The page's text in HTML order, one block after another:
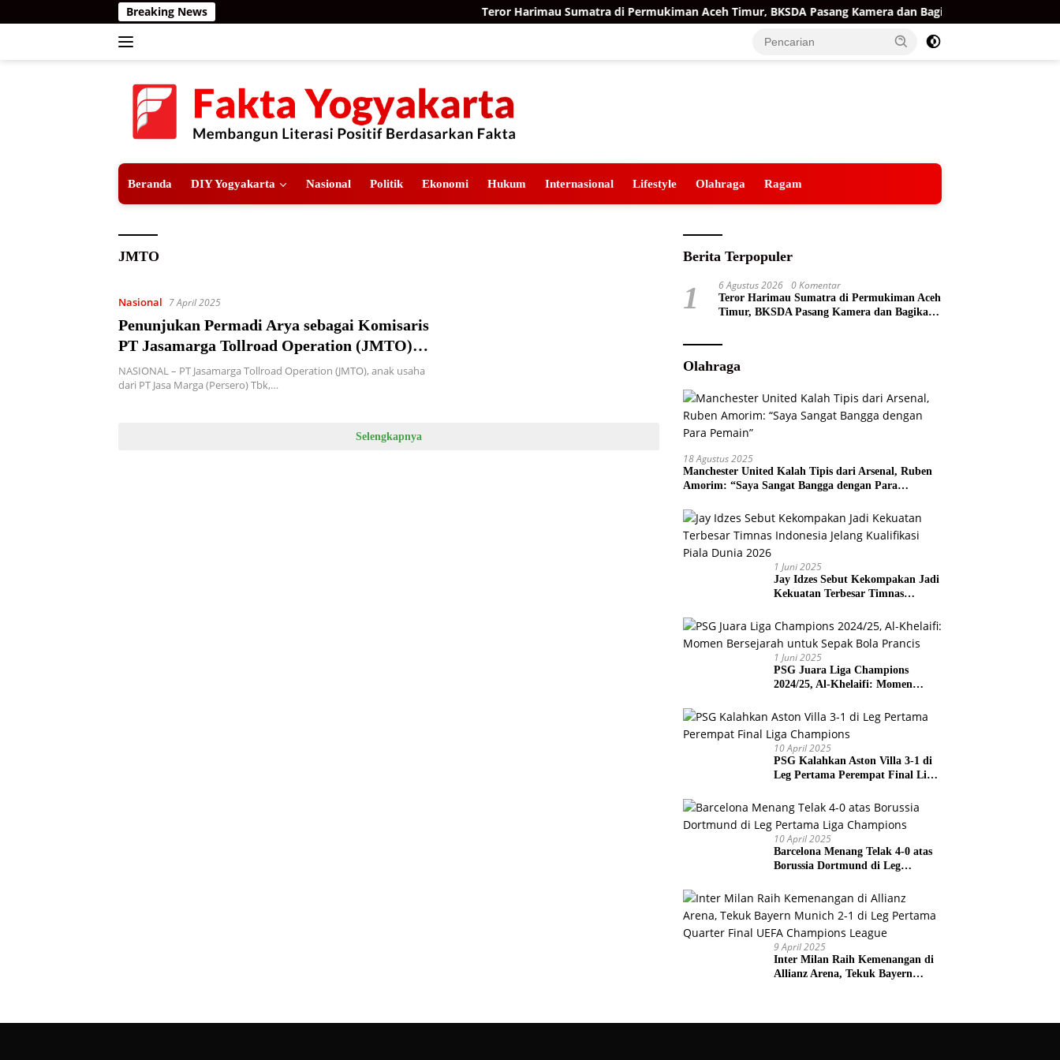
ke
Breaking News Teror Harimau Sumatra di Permukiman Aceh Timur, BKSDA Pasang Kamera dan Bagikan Mercon
Beranda DIY Yogyakarta Nasional Politik Ekonomi Hukum Internasional Lifestyle Olahraga Ragam
JMTO
Nasional 7 April 2025
Penunjukan Permadi Arya sebagai Komisaris
PT Jasamarga Tollroad Operation (JMTO)
Memicu Pro dan Kontra
NASIONAL – PT Jasamarga Tollroad Operation (JMTO), anak usaha
dari PT Jasa Marga (Persero) Tbk,…
Selengkapnya
Berita Terpopuler
1 6 Agustus 2026 0 Komentar
Teror Harimau Sumatra di Permukiman Aceh
Timur, BKSDA Pasang Kamera dan Bagikan
Olahraga
18 Agustus 2025
Manchester United Kalah Tipis dari Arsenal, Ruben
Amorim: “Saya Sangat Bangga dengan Para
1 Juni 2025
Jay Idzes Sebut Kekompakan Jadi
Kekuatan Terbesar Timnas
Dunia 2026
1 Juni 2025
PSG Juara Liga Champions
2024/25, Al-Khelaifi: Momen
Prancis
10 April 2025
PSG Kalahkan Aston Villa 3-1 di
Leg Pertama Perempat Final Liga
10 April 2025
Barcelona Menang Telak 4-0 atas
Borussia Dortmund di Leg
9 April 2025
Inter Milan Raih Kemenangan di
Allianz Arena, Tekuk Bayern